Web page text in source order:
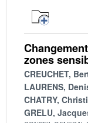
zones
CREUCHET,
LAURENS,
CHATRY,
GRELU,